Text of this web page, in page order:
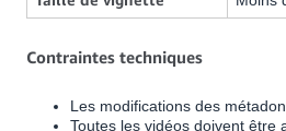
Contraintes techniques
Les modifications des
Toutes les vidéos doivent être